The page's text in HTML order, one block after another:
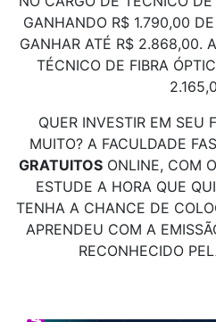
GANHANDO R$ 1.790,00
GANHAR ATÉ R$ 2.868,00.
TÉCNICO DE FIBRA
QUER INVESTIR EM SEU
MUITO? A FACULDADE
GRATUITOSONLINE, COM
ESTUDE A HORA QUE
TENHA A CHANCE DE
APRENDEU COM A
RECONHECIDO